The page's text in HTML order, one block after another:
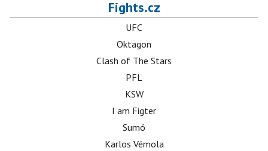
Fights.cz
UFC
Oktagon
Clash of The Stars
PFL
KSW
I am Figter
Sumó
Karlos Vémola